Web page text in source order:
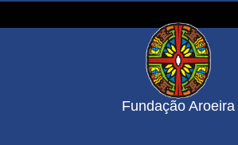
Fundação Aroeira